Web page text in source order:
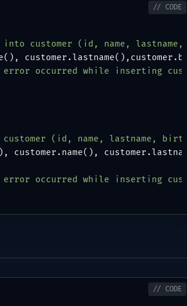
customer (id, name,
error occurred while inserting
(id, name, lastname,
customer.name(),
error occurred while inserting